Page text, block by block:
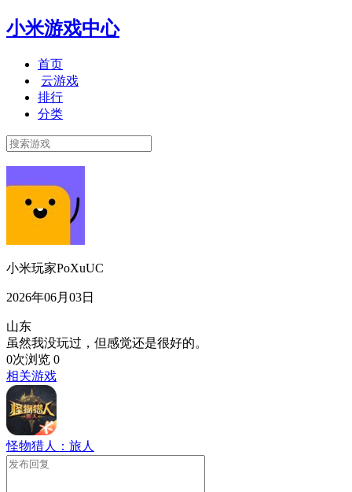
小米游戏中心
首页
云游戏
排行
分类
小米玩家PoXuUC
2026年06月03日
山东
虽然我没玩过，但感觉还是很好的。
0次浏览 0
相关游戏
怪物猎人：旅人